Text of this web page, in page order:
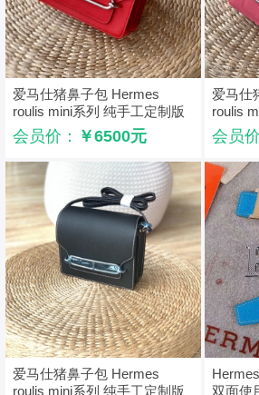
爱马仕猪鼻子包 Hermes
roulis mini系列 纯手工定制版
红色
会员价： ￥6500元
爱马仕
roulis
粉色
会员价
爱马仕猪鼻子包 Hermes
roulis mini系列 纯手工定制版
双面使